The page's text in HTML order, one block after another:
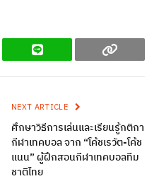
Line Copy
NEXT ARTICLE
ศึกษาวิธีการเล่นและเรียนรู้กติกา
กีฬาเทคบอล จาก “โค้ชเรวัต-โค้ช
แนน” ผู้ฝึกสอนกีฬาเทคบอลทีม
ชาติไทย